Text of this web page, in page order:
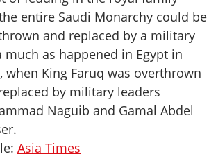
entire Saudi Monarchy could be
and replaced by a military
much as happened in Egypt in
when King Faruq was overthrown
by military leaders
Naguib and Gamal Abdel
Asia Times